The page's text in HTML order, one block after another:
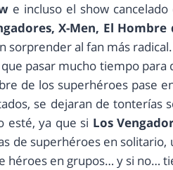
e incluso el show
X-Men, El
sorprender al fan más radical.
pasar mucho tiempo
de los superhéroes pase
se dejaran de tonterías
esté, ya que si Los
de superhéroes en
héroes en grupos… y si no…